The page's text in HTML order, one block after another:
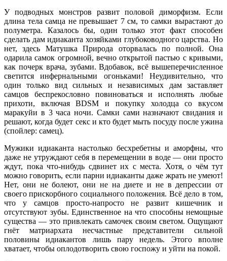
У подводных монстров развит половой диморфизм. Если
длина тела самца не превышает 7 см, то самки вырастают до
полуметра. Казалось бы, один только этот факт способен
сделать дам идиаканта хозяйками глубоководного царства. Но
нет, здесь Матушка Природа оторвалась по полной. Она
одарила самок огромной, вечно открытой пастью с кривыми,
как почерк врача, зубами. Вдобавок, всё вышеперечисленное
светится инфернальными огоньками! Неудивительно, что
один только вид сильных и независимых дам заставляет
самцов беспрекословно повиноваться и исполнять любые
прихоти, включая BDSM и покупку холодца со вкусом
маракуйи в 3 часа ночи. Самки сами назначают свидания и
решают, когда будет секс и кто будет мыть посуду после ужина
(спойлер: самец).
Мужики идиаканта настолько бесхребетны и аморфны, что
даже не утруждают себя в перемещении в воде — они просто
ждут, пока что-нибудь сдвинет их с места. Хотя, о чём тут
можно говорить, если парни идиаканты даже жрать не умеют!
Нет, они не болеют, они не на диете и не в депрессии от
своего прискорбного социального положения. Всё дело в том,
что у самцов просто-напросто не развит кишечник и
отсутствуют зубы. Единственное на что способны немощные
существа — это привлекать самочек своим светом. Ощущают
гнёт матриархата несчастные представители сильной
половины идиакантов лишь пару недель. Этого вполне
хватает, чтобы оплодотворить свою госпожу и уйти на покой.